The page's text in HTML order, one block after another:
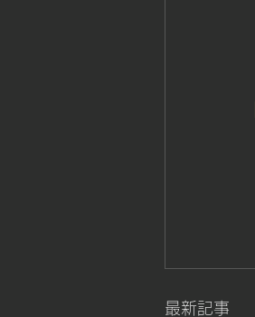
最新記事